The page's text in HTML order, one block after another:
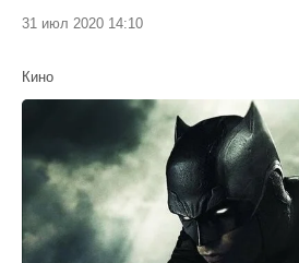
31 июл 2020 14:10
Кино